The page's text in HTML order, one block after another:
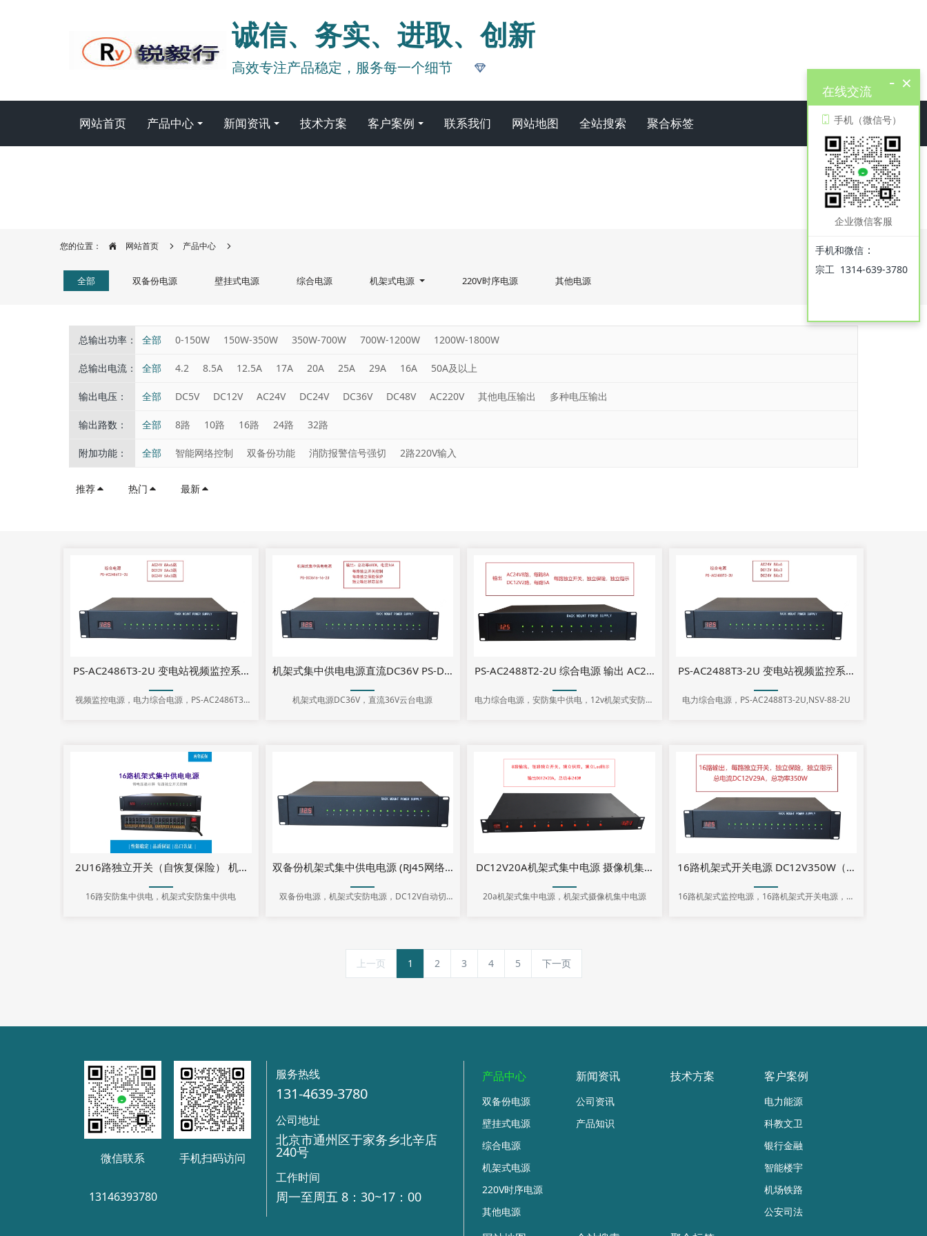
诚信、务实、进取、创新
高效专注产品稳定，服务每一个细节
网站首页 产品中心 新闻资讯 技术方案 客户案例 联系我们 网站地图 全站搜索 聚合标签
您的位置： 网站首页 产品中心
全部 双备份电源 壁挂式电源 综合电源 机架式电源 220V时序电源 其他电源
总输出功率： 全部 0-150W 150W-350W 350W-700W 700W-1200W 1200W-1800W
总输出电流： 全部 4.2 8.5A 12.5A 17A 20A 25A 29A 16A 50A及以上
输出电压： 全部 DC5V DC12V AC24V DC24V DC36V DC48V AC220V 其他电压输出 多种电压输出
输出路数： 全部 8路 10路 16路 24路 32路
附加功能： 全部 智能网络控制 双备份功能 消防报警信号强切 2路220V输入
推荐 热门 最新
PS-AC2486T3-2U 变电站视频监控系统采购标准 电力综合电源
视频监控电源，电力综合电源，PS-AC2486T3-
机架式集中供电电源直流DC36V PS-DC3616-16-2U
机架式电源DC36V，直流36V云台电源
PS-AC2488T2-2U 综合电源 输出 AC24V8A×8 DC12V5A×2 机架式电源
电力综合电源，安防集中供电，12v机架式安防电
PS-AC2488T3-2U 变电站视频监控系统采购标准 电力
电力综合电源，PS-AC2488T3-2U,NSV-88-2U
2U16路独立开关（自恢复保险） 机架式电源 横版
16路安防集中供电，机架式安防集中供电
双备份机架式集中供电电源 (RJ45网络控制+DC双备份)
双备份电源，机架式安防电源，DC12V自动切
DC12V20A机架式集中电源 摄像机集中供电模块 PS-DC1220-1U
20a机架式集中电源，机架式摄像机集中电源
16路机架式开关电源 DC12V350W（PS-DC1229-
16路机架式监控电源，16路机架式开关电源，机
上一页 1 2 3 4 5 下一页
微信联系
13146393780
手机扫码访问
服务热线
131-4639-3780
公司地址
北京市通州区于家务乡北辛店
240号
工作时间
周一至周五 8：30~17：00
产品中心
双备份电源
壁挂式电源
综合电源
机架式电源
220V时序电源
其他电源
新闻资讯
公司资讯
产品知识
技术方案 客户案例
电力能源
科教文卫
银行金融
智能楼宇
机场铁路
公安司法
×
-
在线交流
手机（微信号）
企业微信客服
手机和微信 ：
宗工 1314-639-3780